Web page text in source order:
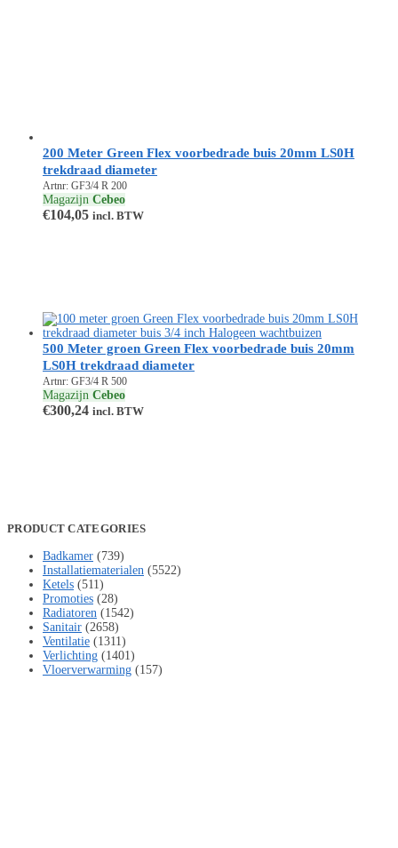
200 Meter Green Flex voorbedrade buis 20mm LS0H
trekdraad diameter
Artnr: GF3/4 R 200
Magazijn Cebeo
€104,05 incl. BTW
500 Meter groen Green Flex voorbedrade buis 20mm
LS0H trekdraad diameter
Artnr: GF3/4 R 500
Magazijn Cebeo
€300,24 incl. BTW
PRODUCT CATEGORIES
Badkamer (739)
Installatiematerialen (5522)
Ketels (511)
Promoties (28)
Radiatoren (1542)
Sanitair (2658)
Ventilatie (1311)
Verlichting (1401)
Vloerverwarming (157)